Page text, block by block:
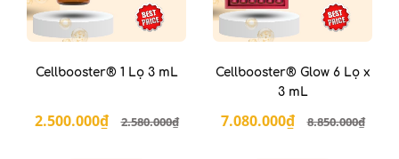
Cellbooster® 1 Lọ 3 mL
2.500.000₫ 2.580.000₫
Cellbooster® Glow 6 Lọ x
3 mL
7.080.000₫ 8.850.000₫